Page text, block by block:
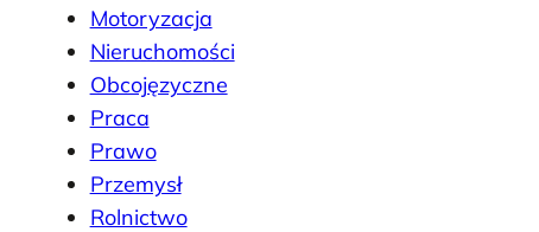
Motoryzacja
Nieruchomości
Obcojęzyczne
Praca
Prawo
Przemysł
Rolnictwo